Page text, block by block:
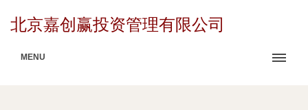
北京嘉创赢投资管理有限公司
MENU